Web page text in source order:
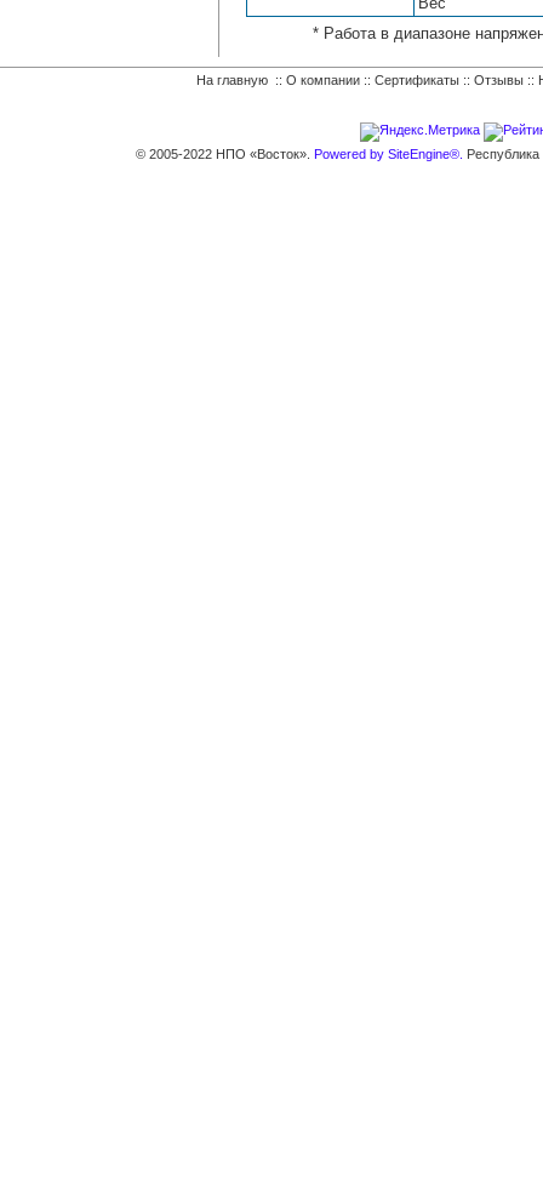
* Работа в диапазоне
На главную :: О компании :: Сертификаты :: Отзывы ::
© 2005-2022 НПО «Восток». Powered by SiteEngine®.